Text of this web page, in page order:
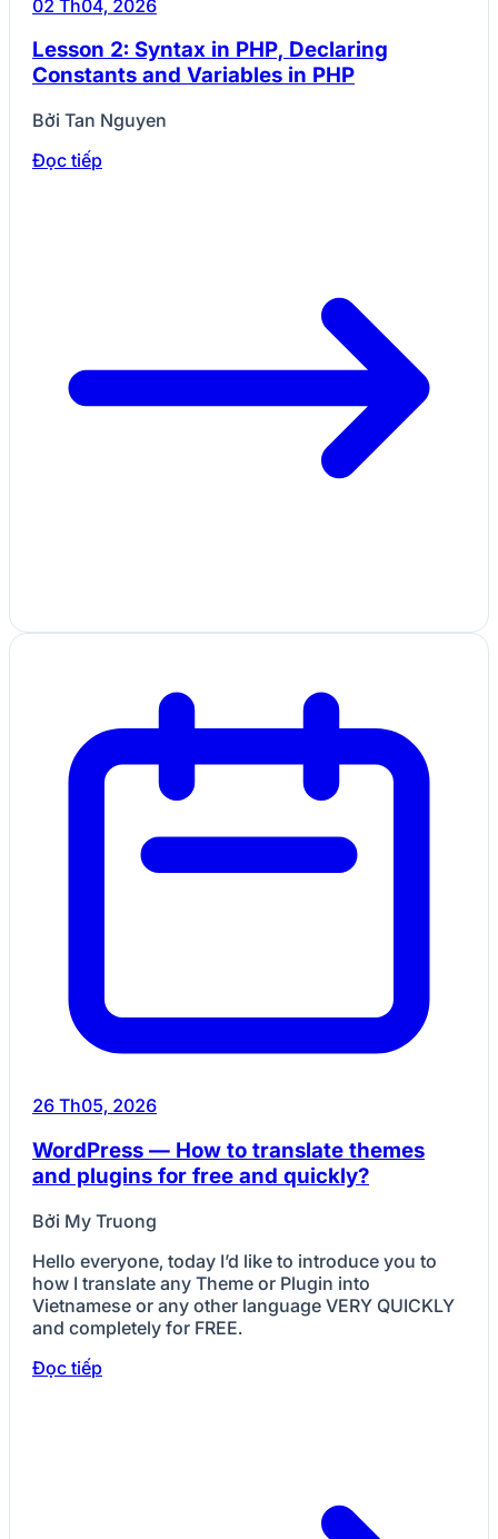
02 Th04, 2026
Lesson 2: Syntax in PHP, Declaring
Constants and Variables in PHP
Bởi Tan Nguyen
Đọc tiếp
26 Th05, 2026
WordPress — How to translate themes
and plugins for free and quickly?
Bởi My Truong
Hello everyone, today I’d like to introduce you to
how I translate any Theme or Plugin into
Vietnamese or any other language VERY QUICKLY
and completely for FREE.
Đọc tiếp